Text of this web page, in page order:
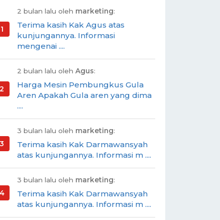
2 bulan lalu oleh marketing:
Terima kasih Kak Agus atas
kunjungannya. Informasi
mengenai ....
2 bulan lalu oleh Agus:
Harga Mesin Pembungkus Gula
Aren Apakah Gula aren yang dima
....
3 bulan lalu oleh marketing:
Terima kasih Kak Darmawansyah
atas kunjungannya. Informasi m ....
3 bulan lalu oleh marketing:
Terima kasih Kak Darmawansyah
atas kunjungannya. Informasi m ....